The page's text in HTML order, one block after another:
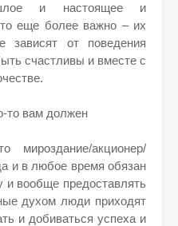
и настоящее и
еще более важно – их
зависят от поведения
счастливы и вместе с
то вам должен
мироздание/акционер/
и в любое время обязан
и вообще предоставлять
духом люди приходят
и добиваться успеха и